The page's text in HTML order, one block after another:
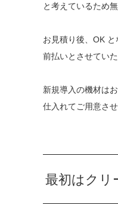
と考えているため無
お見積り後、OK
前払いとさせてい
新規導入の機材は
仕入れてご用意さ
最初はクリ